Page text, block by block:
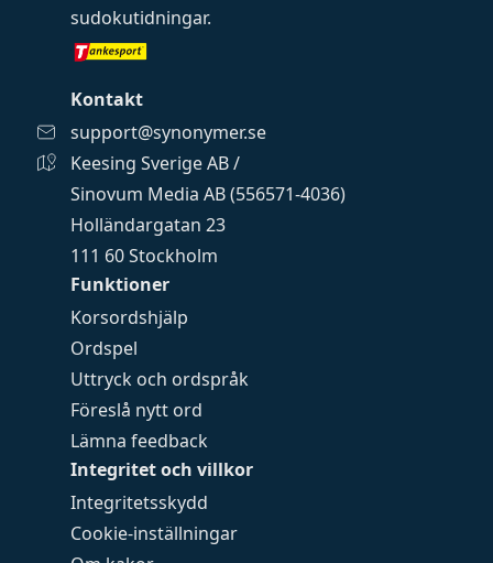
Funktioner
Korsordshjälp
Ordspel
Uttryck och ordspråk
Föreslå nytt ord
Lämna feedback
Integritet och villkor
Integritetsskydd
Cookie-inställningar
sudokutidningar.
Kontakt
support@synonymer.se
Keesing Sverige AB /
Sinovum Media AB (556571-4036)
Holländargatan 23
111 60 Stockholm